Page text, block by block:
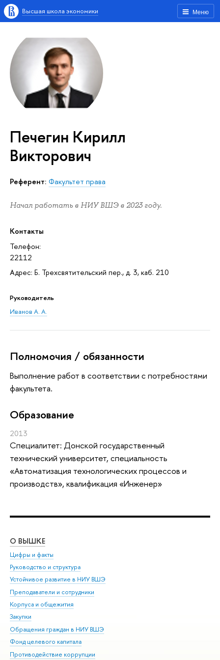
Меню
Высшая школа экономики
Печегин Кирилл
Викторович
Референт: Факультет права
Начал работать в НИУ ВШЭ в 2023 году.
Контакты
Телефон:
22112
Адрес: Б. Трехсвятительский пер., д. 3, каб. 210
Руководитель
Иванов А. А.
Полномочия / обязанности
Выполнение работ в соответствии с потребностями
факультета.
Oбразование
2013
Специалитет: Донской государственный
технический университет, специальность
«Автоматизация технологических процессов и
производств», квалификация «Инженер»
О ВЫШКЕ
Цифры и факты
Руководство и структура
Устойчивое развитие в НИУ ВШЭ
Преподаватели и сотрудники
Корпуса и общежития
Закупки
Обращения граждан в НИУ ВШЭ
Фонд целевого капитала
Противодействие коррупции